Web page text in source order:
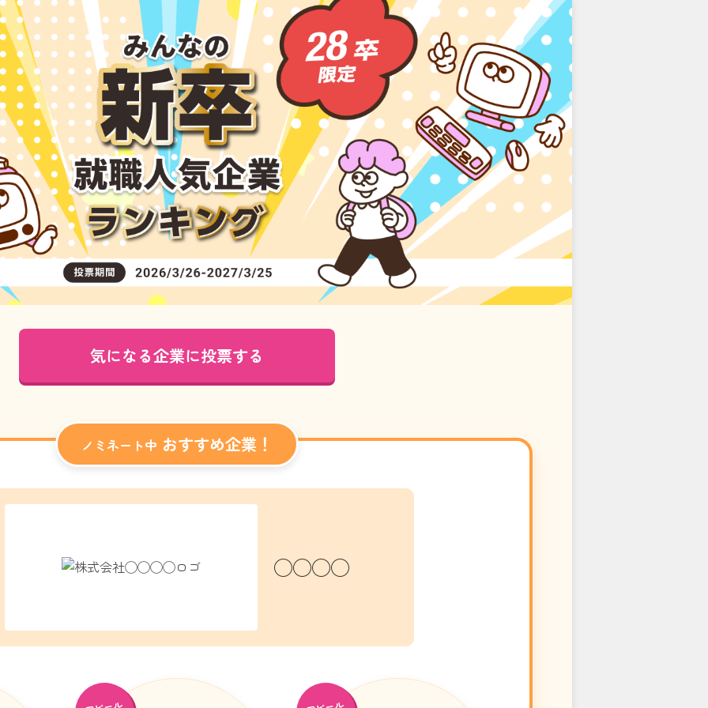
気になる企業に投票する
ノミネート中 おすすめ企業！
◯◯◯◯